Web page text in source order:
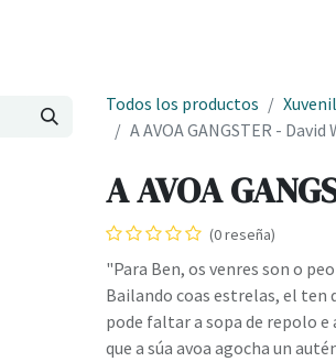
Todos los productos
A AVOA GANGSTER -
A AVOA
(0 reseña)
"Para Ben, os venres son o
Bailando coas estrelas, el ten
pode faltar a sopa de repolo e
que a súa avoa agocha un